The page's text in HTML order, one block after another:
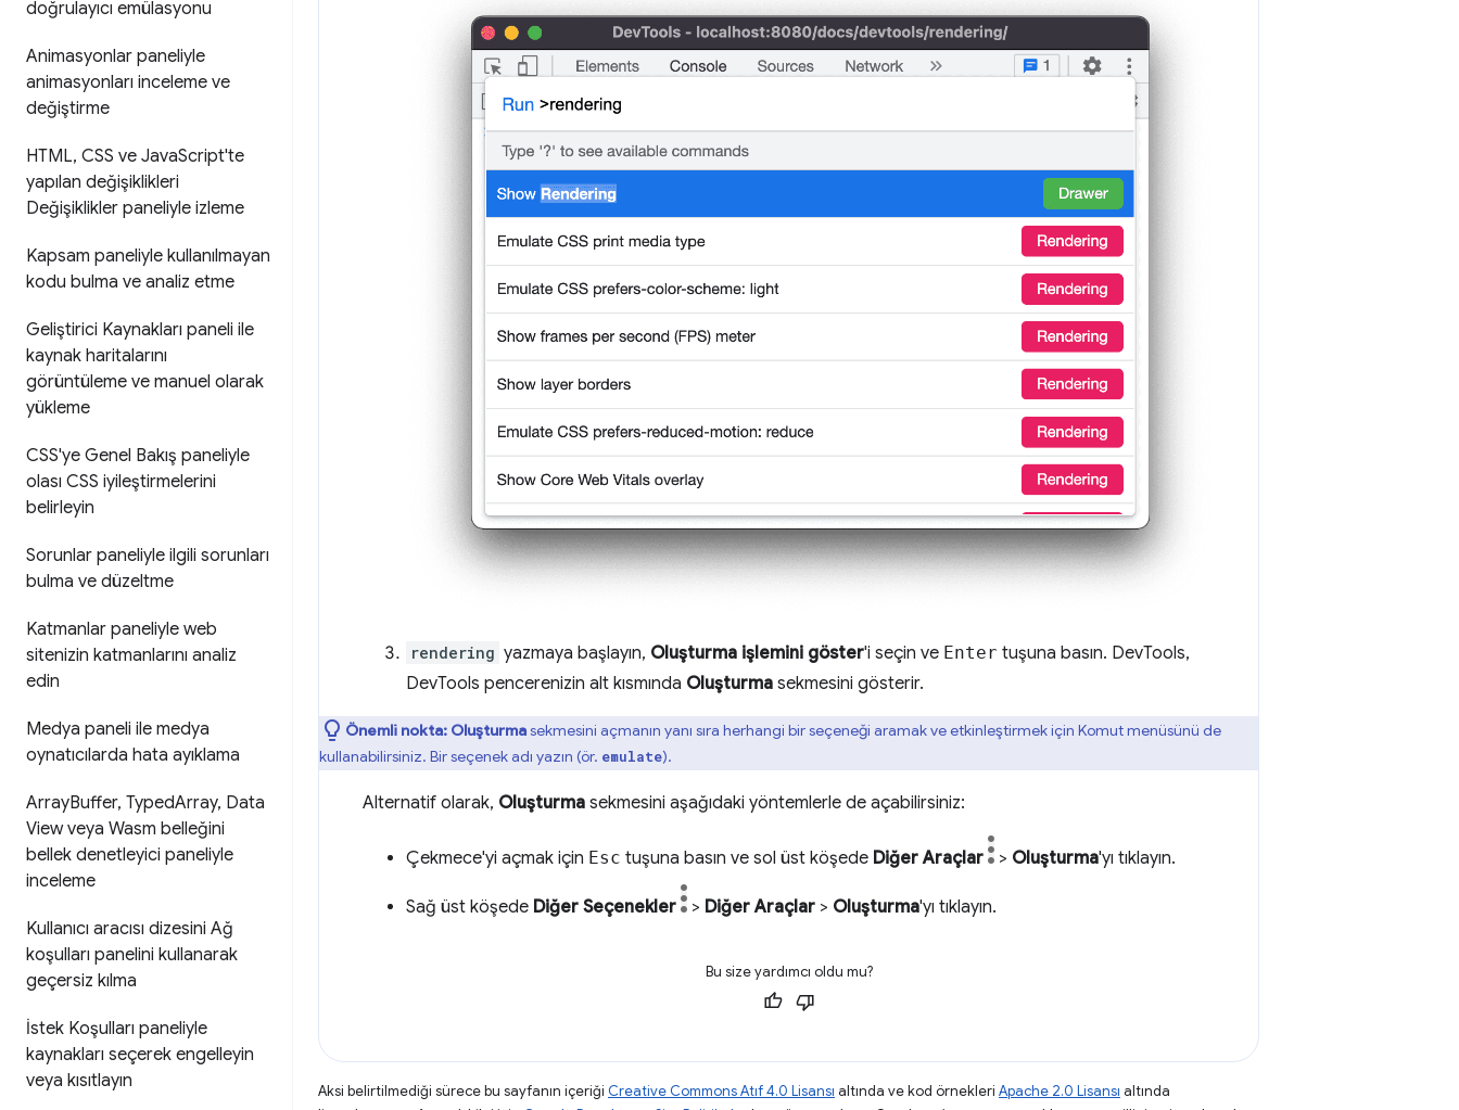
doğrulayıcı emülasyonu
Animasyonlar paneliyle
animasyonları inceleme ve
değiştirme
HTML, CSS ve JavaScript'te
yapılan değişiklikleri
Değişiklikler paneliyle izleme
Kapsam paneliyle kullanılmayan
kodu bulma ve analiz etme
Geliştirici Kaynakları paneli ile
kaynak haritalarını
görüntüleme ve manuel olarak
yükleme
CSS'ye Genel Bakış paneliyle
olası CSS iyileştirmelerini
belirleyin
Sorunlar paneliyle ilgili sorunları
bulma ve düzeltme
Katmanlar paneliyle web
sitenizin katmanlarını analiz
edin
Medya paneli ile medya
oynatıcılarda hata ayıklama
ArrayBuffer, TypedArray, Data
View veya Wasm belleğini
bellek denetleyici paneliyle
inceleme
Kullanıcı aracısı dizesini Ağ
koşulları panelini kullanarak
geçersiz kılma
İstek Koşulları paneliyle
kaynakları seçerek engelleyin
veya kısıtlayın
rendering yazmaya başlayın, Oluşturma işlemini göster'i seçin ve Enter tuşuna basın. DevTools,
DevTools pencerenizin alt kısmında Oluşturma sekmesini gösterir.
Önemli nokta: Oluşturmasekmesini açmanın yanı sıra herhangi bir seçeneği aramak ve etkinleştirmek için Komut menüsünü de
kullanabilirsiniz. Bir seçenek adı yazın (ör. emulate).
Alternatif olarak, Oluşturma sekmesini aşağıdaki yöntemlerle de açabilirsiniz:
Çekmece'yi açmak için Esc tuşuna basın ve sol üst köşede Diğer Araçlar > Oluşturma'yı tıklayın.
Sağ üst köşede Diğer Seçenekler > Diğer Araçlar > Oluşturma'yı tıklayın.
Bu size yardımcı oldu mu?
Aksi belirtilmediği sürece bu sayfanın içeriği Creative Commons Atıf 4.0 Lisansı altında ve kod örnekleri Apache 2.0 Lisansı altında